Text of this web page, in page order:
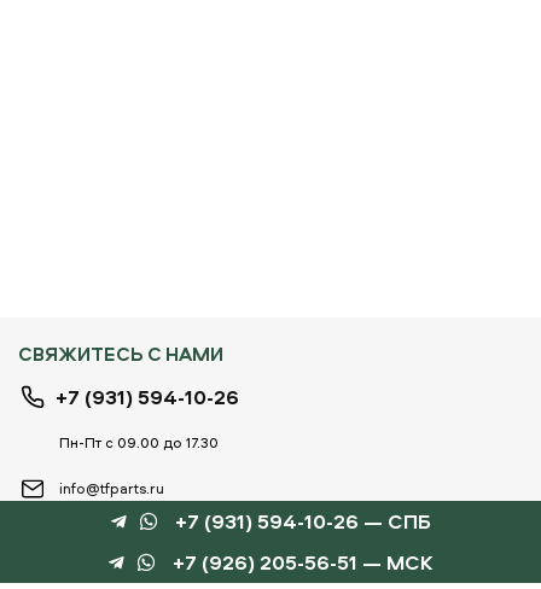
СВЯЖИТЕСЬ С НАМИ
+7 (931) 594-10-26
Пн-Пт с 09.00 до 17.30
info@tfparts.ru
ТЕХНОБОКС
+7 (931) 594-10-26 — СПБ
+7 (926) 205-56-51 — МСК